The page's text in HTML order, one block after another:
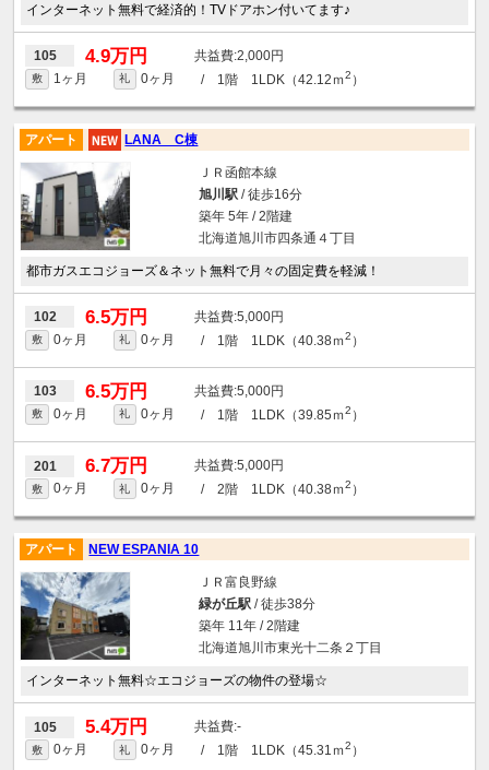
インターネット無料で経済的！TVドアホン付いてます♪
105 4.9万円 2,000円
敷 1ヶ月 礼 0ヶ月 / 1階 1LDK（42.12ｍ2 ）
アパート LANA C棟
ＪＲ函館本線
旭川駅/ 徒歩16分
築年 5年 / 2階建
北海道旭川市四条通４丁目
都市ガスエコジョーズ＆ネット無料で月々の固定費を軽減！
102 6.5万円 5,000円
敷 0ヶ月 礼 0ヶ月 / 1階 1LDK（40.38ｍ2 ）
103 6.5万円 5,000円
敷 0ヶ月 礼 0ヶ月 / 1階 1LDK（39.85ｍ2 ）
201 6.7万円 5,000円
敷 0ヶ月 礼 0ヶ月 / 2階 1LDK（40.38ｍ2 ）
アパート NEW ESPANIA 10
ＪＲ富良野線
緑が丘駅/ 徒歩38分
築年 11年 / 2階建
北海道旭川市東光十二条２丁目
インターネット無料☆エコジョーズの物件の登場☆
105 5.4万円 -
敷 0ヶ月 礼 0ヶ月 / 1階 1LDK（45.31ｍ2 ）